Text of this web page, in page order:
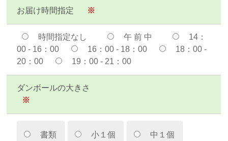
お届け時間指定 ※
時間指定なし 午 前 中
14：
00 - 16：00
16：00 - 18：00
18：00 -
20：00
19：00 - 21：00
ダンボールの大きさ
※
書類 小１個 中１個